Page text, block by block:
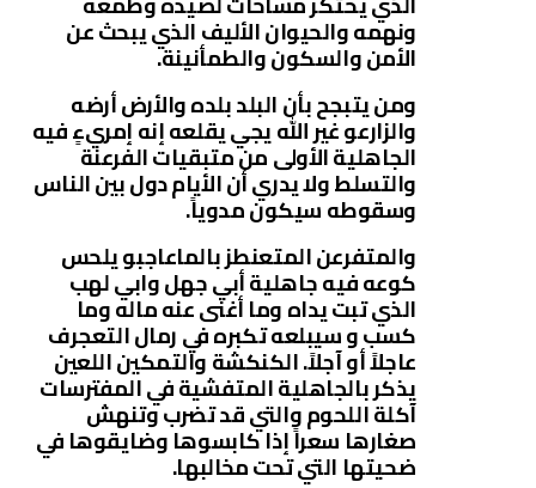
ونهمه والحيوان الأليف الذي يبحث عن
الأمن والسكون والطمأنينة.
ومن يتبجح بأن البلد بلده والأرض أرضه
والزارعو غير الله يجي يقلعه إنه إمريءٍ فيه
الجاهلية الأولى من متبقيات الفرعنة
والتسلط ولا يدري أن الأيام دول بين الناس
وسقوطه سيكون مدوياً.
والمتفرعن المتعنطز بالماعاجبو يلحس
كوعه فيه جاهلية أبي جهل وابي لهب
الذي تبت يداه وما أغنى عنه ماله وما
كسب و سيبلعه تكبره في رمال التعجرف
عاجلاً أو آجلاً. الكنكشة والتمكين اللعين
يذكر بالجاهلية المتفشية في المفترسات
آكلة اللحوم والتي قد تضرب وتنهش
صغارها سعراً إذا كابسوها وضايقوها في
ضحيتها التي تحت مخالبها.